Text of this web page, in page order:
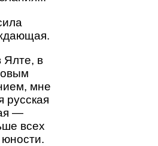
Ялте, в
мне
русская
—
всех